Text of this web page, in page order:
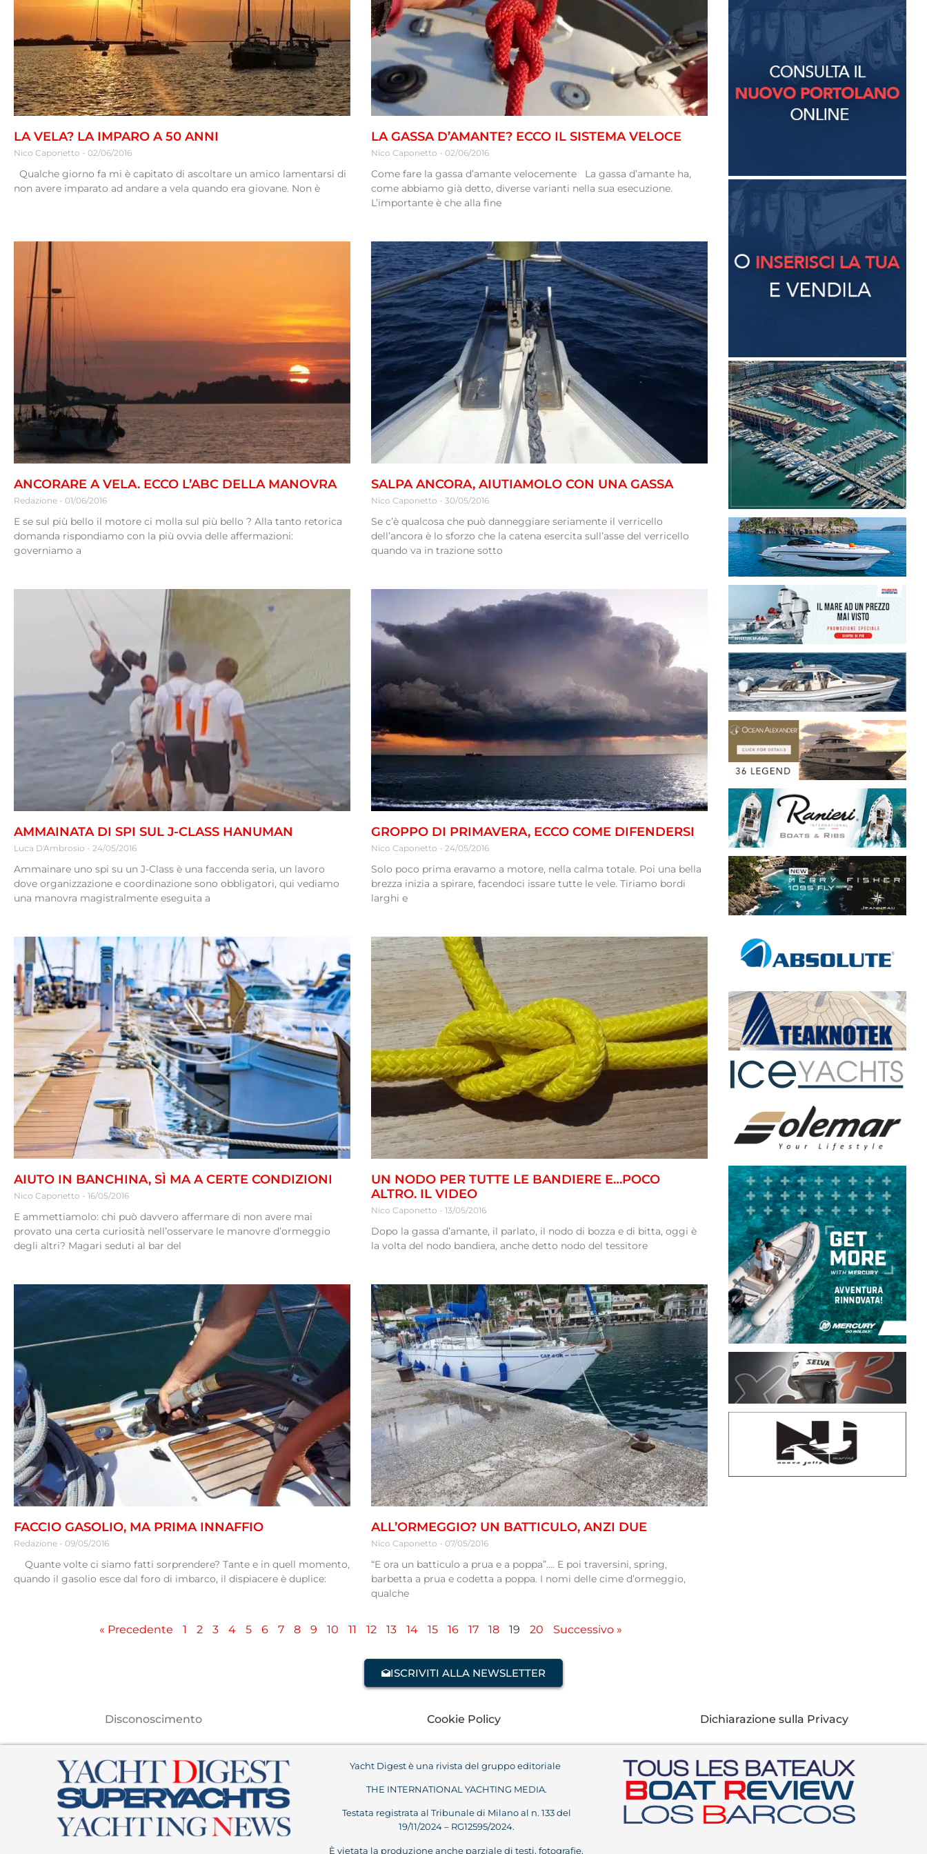
LA VELA? LA IMPARO A 50 ANNI
Nico Caponetto 02/06/2016
Qualche giorno fa mi è capitato di ascoltare un amico lamentarsi di
non avere imparato ad andare a vela quando era giovane. Non è
LA GASSA D’AMANTE? ECCO IL SISTEMA VELOCE
Nico Caponetto 02/06/2016
Come fare la gassa d’amante velocemente La gassa d’amante ha,
come abbiamo già detto, diverse varianti nella sua esecuzione.
L’importante è che alla fine
ANCORARE A VELA. ECCO L’ABC DELLA MANOVRA
Redazione 01/06/2016
E se sul più bello il motore ci molla sul più bello ? Alla tanto retorica
domanda rispondiamo con la più ovvia delle affermazioni:
governiamo a
SALPA ANCORA, AIUTIAMOLO CON UNA GASSA
Nico Caponetto 30/05/2016
Se c’è qualcosa che può danneggiare seriamente il verricello
dell’ancora è lo sforzo che la catena esercita sull’asse del verricello
quando va in trazione sotto
AMMAINATA DI SPI SUL J-CLASS HANUMAN
Luca D'Ambrosio 24/05/2016
Ammainare uno spi su un J-Class è una faccenda seria, un lavoro
dove organizzazione e coordinazione sono obbligatori, qui vediamo
una manovra magistralmente eseguita a
GROPPO DI PRIMAVERA, ECCO COME DIFENDERSI
Nico Caponetto 24/05/2016
Solo poco prima eravamo a motore, nella calma totale. Poi una bella
brezza inizia a spirare, facendoci issare tutte le vele. Tiriamo bordi
larghi e
AIUTO IN BANCHINA, SÌ MA A CERTE CONDIZIONI
Nico Caponetto 16/05/2016
E ammettiamolo: chi può davvero affermare di non avere mai
provato una certa curiosità nell’osservare le manovre d’ormeggio
degli altri? Magari seduti al bar del
UN NODO PER TUTTE LE BANDIERE E…POCO
ALTRO. IL VIDEO
Nico Caponetto 13/05/2016
Dopo la gassa d’amante, il parlato, il nodo di bozza e di bitta, oggi è
la volta del nodo bandiera, anche detto nodo del tessitore
FACCIO GASOLIO, MA PRIMA INNAFFIO
Redazione 09/05/2016
Quante volte ci siamo fatti sorprendere? Tante e in quell momento,
quando il gasolio esce dal foro di imbarco, il dispiacere è duplice:
ALL’ORMEGGIO? UN BATTICULO, ANZI DUE
Nico Caponetto 07/05/2016
“E ora un batticulo a prua e a poppa”…. E poi traversini, spring,
barbetta a prua e codetta a poppa. I nomi delle cime d’ormeggio,
qualche
« Precedente 1 2 3 4 5 6 7 8 9 10 11 12 13 14 15 16 17 18 19 20 Successivo »
ISCRIVITI ALLA NEWSLETTER
Disconoscimento Cookie Policy Dichiarazione sulla Privacy
Yacht Digest è una rivista del gruppo editoriale
THE INTERNATIONAL YACHTING MEDIA.
Testata registrata al Tribunale di Milano al n. 133 del
19/11/2024 – RG12595/2024.
È vietata la produzione anche parziale di testi, fotografie,